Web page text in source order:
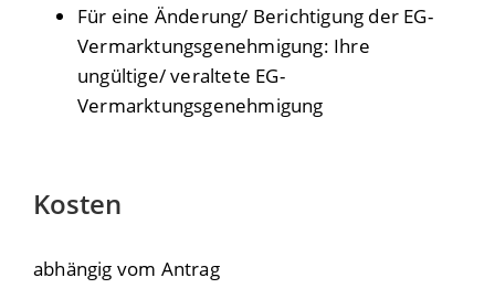
Für eine Änderung/ Berichtigung der EG-
Vermarktungsgenehmigung: Ihre
ungültige/ veraltete EG-
Vermarktungsgenehmigung
Kosten
abhängig vom Antrag